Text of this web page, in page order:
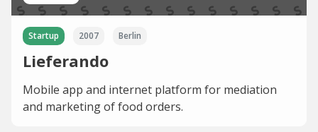
Startup 2007 Berlin
Lieferando
Mobile app and internet platform for mediation
and marketing of food orders.